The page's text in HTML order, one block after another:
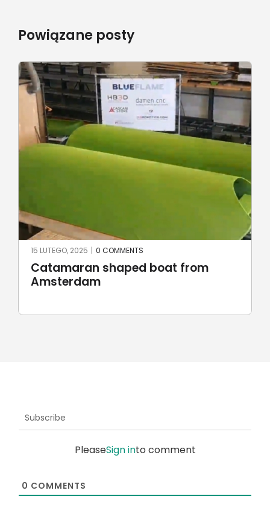
Powiązane posty
Robotic stone milling by
UnionRobot
23 CZERWCA, 2024 | 0 COMMENTS
Subscribe
PleaseSign into comment
0 COMMENTS